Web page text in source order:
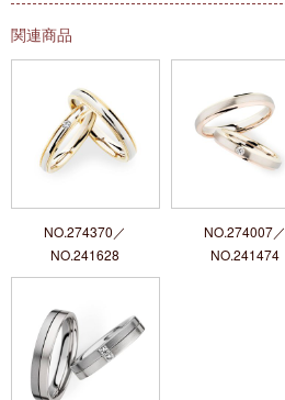
関連商品
NO.274370／
NO.241628
NO.274007／
NO.241474